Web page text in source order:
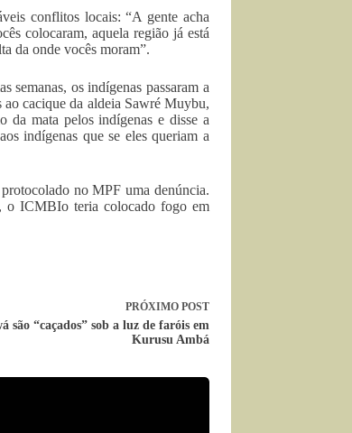
conflitos locais: “A gente acha
colocaram, aquela região já está
da onde vocês moram”.
semanas, os indígenas passaram a
ao cacique da aldeia Sawré Muybu,
da mata pelos indígenas e disse a
indígenas que se eles queriam a
no MPF uma denúncia.
o ICMBIo teria colocado fogo em
PRÓXIMO POST
são “caçados” sob a luz de faróis em
Kurusu Ambá